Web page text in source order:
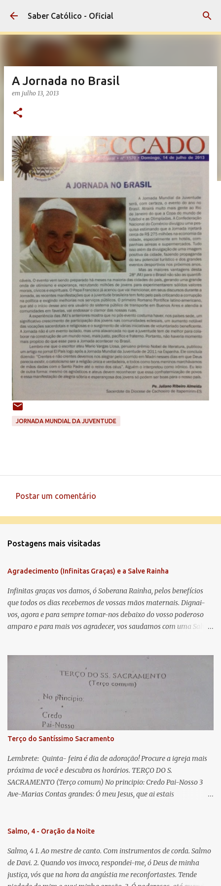
Pular para o conteúdo principal
Saber Católico - Oficial
A Jornada no Brasil
em julho 13, 2013
JORNADA MUNDIAL DA JUVENTUDE
e
t
á
r
i
o
Postar um comentário
Postagens mais visitadas
Agradecimento (Infinitas Graças) e a Salve Rainha
Infinitas graças vos damos, ó Soberana Rainha, pelos benefícios
que todos os dias recebemos de vossas mãos maternais. Dignai-
vos, agora e para sempre tomar-nos debaixo do vosso poderoso
amparo e para mais vos agradecer, vos saudamos com uma Salve
lágrimas. Eia, pois, Advogada nossa, estes vossos olhos
misericordiosos a nós volvei, e depois deste desterro, mostrai-nos
Jesus. Bendito é o fruto do vosso ventre, ó clemente, ó piedosa, ó
doce e sempre Virgem Maria. Rogai por nós Santa Mãe de Deus.
Para que sejamos dignos das promessas de Cristo. Amém.
Terço do Santíssimo Sacramento
Lembrete: Quinta- feira é dia de adoração! Procure a igreja mais
próxima de você e descubra os horários. TERÇO DO S.
SACRAMENTO (Terço comum) No principio: Credo Pai-Nosso 3
Ave-Marias Contas grandes: Ó meu Jesus, que ai estais
Vós morra eu! Nas contas pequenas: Sacramento de Amor!
que nos salva, dá-nos Vossa força, Vosso perdão e a Vossa
misericórdia. (no fim) Rezar 3 vezes: Louvores e graças se deem a
cada momento ao Santíssimo e Diviníssimo Sacramento.
Salmo, 4 - Oração da Noite
Salmo, 4 1. Ao mestre de canto. Com instrumentos de corda. Salmo
de Davi. 2. Quando vos invoco, respondei-me, ó Deus de minha
justiça, vós que na hora da angústia me reconfortastes. Tende